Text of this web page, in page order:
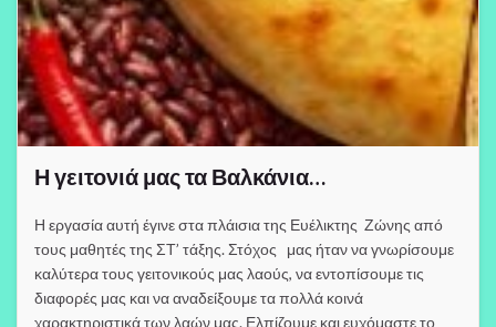
Η γειτονιά μας τα Βαλκάνια…
Η εργασία αυτή έγινε στα πλάισια της Ευέλικτης Ζώνης από
τους μαθητές της ΣΤ’ τάξης. Στόχος μας ήταν να γνωρίσουμε
καλύτερα τους γειτονικούς μας λαούς, να εντοπίσουμε τις
διαφορές μας και να αναδείξουμε τα πολλά κοινά
χαρακτηριστικά των λαών μας. Ελπίζουμε και ευχόμαστε το